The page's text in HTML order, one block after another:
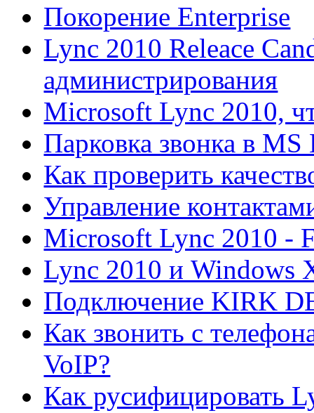
Покорение Enterprise
Lync 2010 Releace
администрирования
Microsoft Lync 2010,
Парковка звонка в
Как проверить
Управление
Microsoft Lync 2010 -
Lync 2010 и Windows
Подключение KIRK
Как звонить с
VoIP?
Как русифицировать